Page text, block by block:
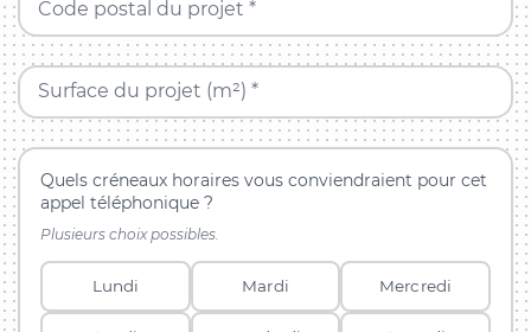
Code postal du projet *
Surface du projet (m²) *
Quels créneaux horaires vous conviendraient pour cet
appel téléphonique ?
Plusieurs choix possibles.
Lundi Mardi Mercredi